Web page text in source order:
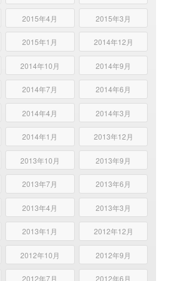
2015年4月 2015年3月
2015年1月 2014年12月
2014年10月 2014年9月
2014年7月 2014年6月
2014年4月 2014年3月
2014年1月 2013年12月
2013年10月 2013年9月
2013年7月 2013年6月
2013年4月 2013年3月
2013年1月 2012年12月
2012年10月 2012年9月
2012年7月 2012年6月